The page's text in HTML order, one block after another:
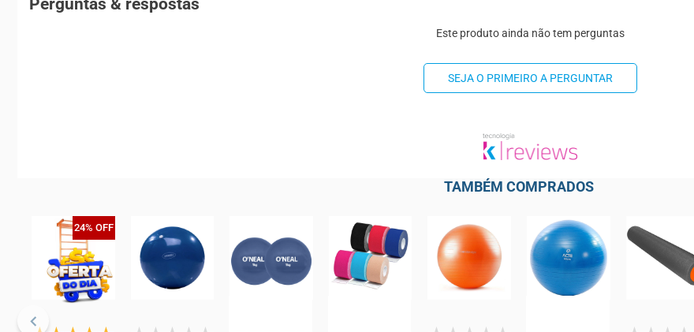
Perguntas & respostas
Este produto ainda não tem perguntas
SEJA O PRIMEIRO A PERGUNTAR
TAMBÉM COMPRADOS
24% OFF